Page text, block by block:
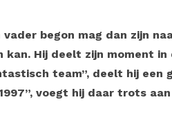
begon mag dan zijn
Hij deelt zijn moment in
team”, deelt hij een
voegt hij daar trots